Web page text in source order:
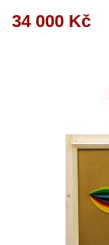
34 000 Kč